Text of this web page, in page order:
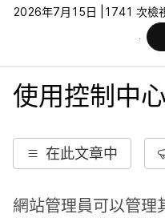
2026年7月15日 | 1741 次檢
使用控制中
在此文章中
網站管理員可以管理